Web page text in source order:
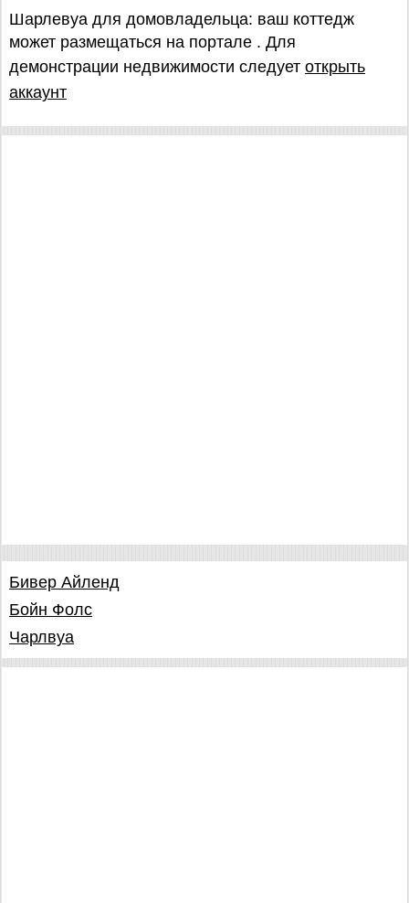
Шарлевуа для домовладельца: ваш коттедж
может размещаться на портале . Для
демонстрации недвижимости следует открыть
аккаунт
Бивер Айленд
Бойн Фолс
Чарлвуа